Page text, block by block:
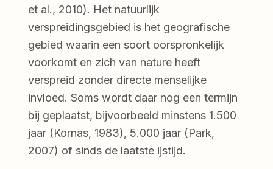
et al., 2010). Het natuurlijk
verspreidingsgebied is het geografische
gebied waarin een soort oorspronkelijk
voorkomt en zich van nature heeft
verspreid zonder directe menselijke
invloed. Soms wordt daar nog een termijn
bij geplaatst, bijvoorbeeld minstens 1.500
jaar (Kornas, 1983), 5.000 jaar (Park,
2007) of sinds de laatste ijstijd.